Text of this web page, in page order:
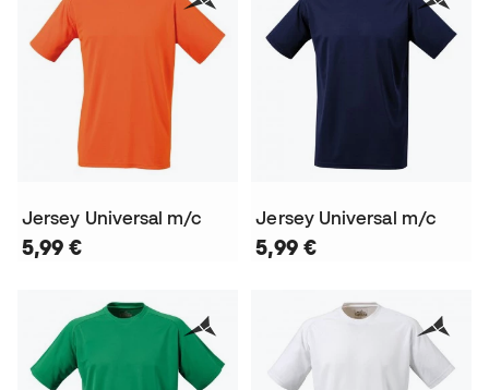
Jersey Universal m/c
5,99 €
Jersey Universal m/c
5,99 €